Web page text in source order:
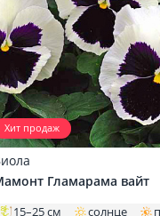
Хит продаж
Гламарама вайт
15–25 см солнце